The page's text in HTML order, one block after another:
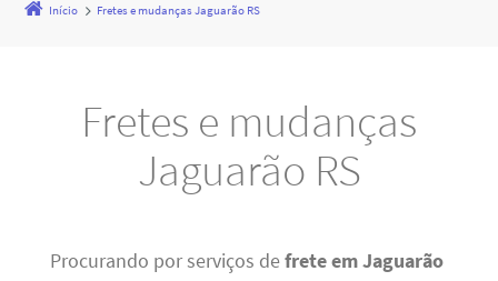
Início Fretes e mudanças Jaguarão RS
Fretes e mudanças
Jaguarão RS
Procurando por serviços defrete em Jaguarão